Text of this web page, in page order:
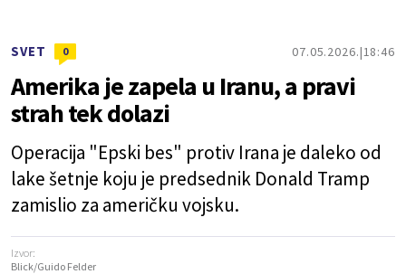
SVET 0 07.05.2026. 18:46
Amerika je zapela u Iranu, a pravi
strah tek dolazi
Operacija "Epski bes" protiv Irana je daleko od
lake šetnje koju je predsednik Donald Tramp
zamislio za američku vojsku.
Izvor:
Blick/Guido Felder